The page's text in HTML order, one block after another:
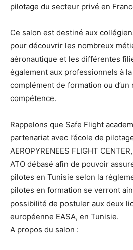
pilotage du secteur privé en
Ce salon est destiné aux
pour découvrir les nombreux
aéronautique et les différentes
également aux professionnels à la
complément de formation ou d’un
compétence.
Rappelons que Safe Flight
partenariat avec l’école de
AEROPYRENEES FLIGHT
ATO débasé afin de pouvoir
pilotes en Tunisie selon la
pilotes en formation se verront
possibilité de postuler aux deux
européenne EASA, en Tunisie.
A propos du salon :